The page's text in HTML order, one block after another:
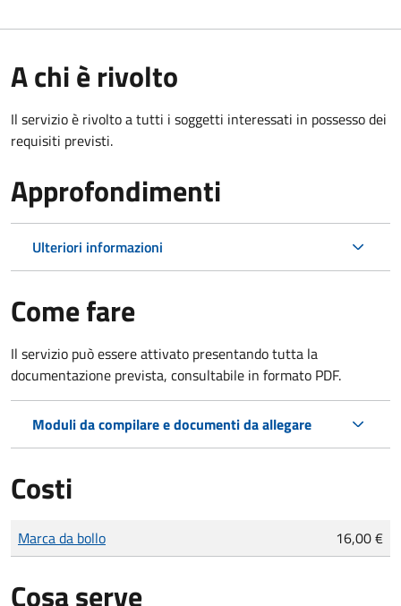
A chi è rivolto
Il servizio è rivolto a tutti i soggetti interessati in possesso dei
requisiti previsti.
Approfondimenti
Ulteriori informazioni
Come fare
Il servizio può essere attivato presentando tutta la
documentazione prevista, consultabile in formato PDF.
Moduli da compilare e documenti da allegare
Costi
Tipo di pagamento
Importo
Marca da bollo 16,00 €
Cosa serve